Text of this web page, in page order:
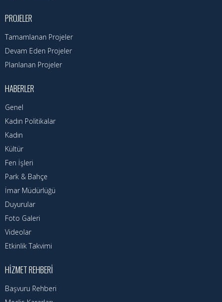
İlçemiz
Cizre Tarihi
Muhtarlıklar
Nöbetçi Eczaneler
Turizm Rehberi
Hava Durumu
Kadın Politikalar
Kadın
PROJELER
Tamamlanan Projeler
Devam Eden Projeler
Planlanan Projeler
HABERLER
Genel
Kadın Politikalar
Kadın
Kültür
Fen İşleri
Park & Bahçe
İmar Müdürlüğü
Duyurular
Foto Galeri
Videolar
Etkinlik Takvimi
HIZMET REHBERI
Başvuru Rehberi